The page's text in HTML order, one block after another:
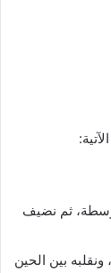
ثم نضيف
بين الحين